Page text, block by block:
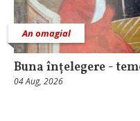
An omagial
Buna înțelegere -
04 Aug, 2026